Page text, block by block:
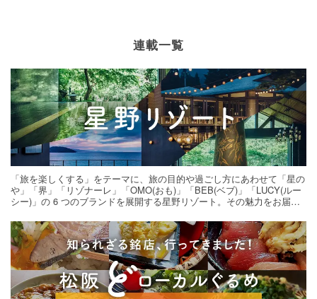
連載一覧
「旅を楽しくする」をテーマに、旅の目的や過ごし方にあわせて「星の
や」「界」「リゾナーレ」「OMO(おも)」「BEB(ベブ)」「LUCY(ルー
シー)」の 6 つのブランドを展開する星野リゾート。その魅力をお届け